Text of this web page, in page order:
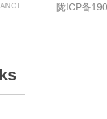
陇ICP备